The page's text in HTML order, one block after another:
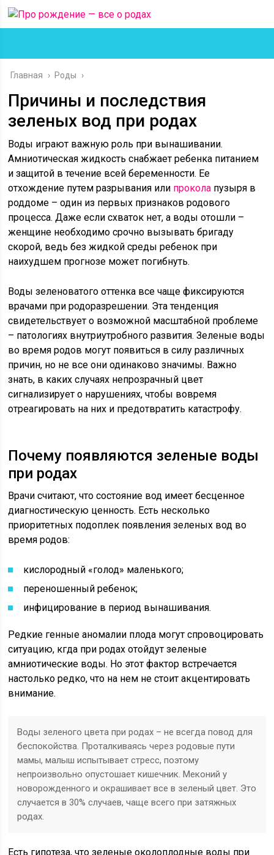
Главная › Роды ›
Причины и последствия
зеленых вод при родах
Воды играют важную роль при вынашивании.
Амниотическая жидкость снабжает ребенка питанием
и защитой в течение всей беременности. Ее
отхождение путем разрывания или прокола пузыря в
роддоме – один из первых признаков родового
процесса. Даже если схваток нет, а воды отошли –
женщине необходимо срочно вызывать бригаду
скорой, ведь без жидкой среды ребенок при
наихудшем прогнозе может погибнуть.
Воды зеленоватого оттенка все чаще фиксируются
врачами при родоразрешении. Эта тенденция
свидетельствует о возможной масштабной проблеме
– патологиях внутриутробного развития. Зеленые воды
во время родов могут появиться в силу различных
причин, но не все они одинаково значимы. Важно
знать, в каких случаях непрозрачный цвет
сигнализирует о нарушениях, чтобы вовремя
отреагировать на них и предотвратить катастрофу.
Почему появляются зеленые воды
при родах
Врачи считают, что состояние вод имеет бесценное
диагностическую ценность. Есть несколько
приоритетных подоплек появления зеленых вод во
время родов:
кислородный «голод» маленького;
переношенный ребенок;
инфицирование в период вынашивания.
Редкие генные аномалии плода могут спровоцировать
ситуацию, кгда при родах отойдут зеленые
амниотические воды. Но этот фактор встречается
настолько редко, что на нем не стоит акцентировать
внимание.
Воды зеленого цвета при родах – не всегда повод для
беспокойства. Проталкиваясь через родовые пути
мамы, малыш испытывает стресс, поэтому
непроизвольно опустошает кишечник. Меконий у
новорожденного и окрашивает все в зеленый цвет. Это
случается в 30% случаев, чаще всего при затяжных
родах.
Есть гипотеза, что зеленые околоплодные воды при